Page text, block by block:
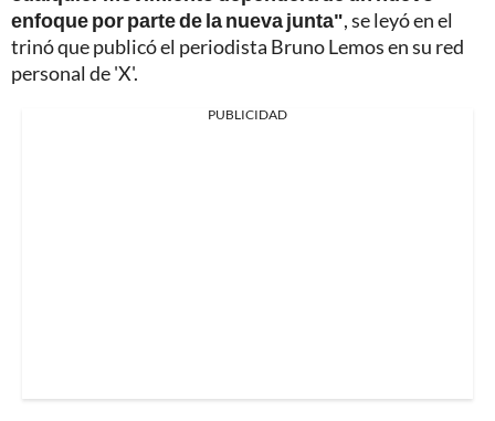
enfoque por parte de la nueva junta", se leyó en el
trinó que publicó el periodista Bruno Lemos en su red
personal de 'X'.
PUBLICIDAD